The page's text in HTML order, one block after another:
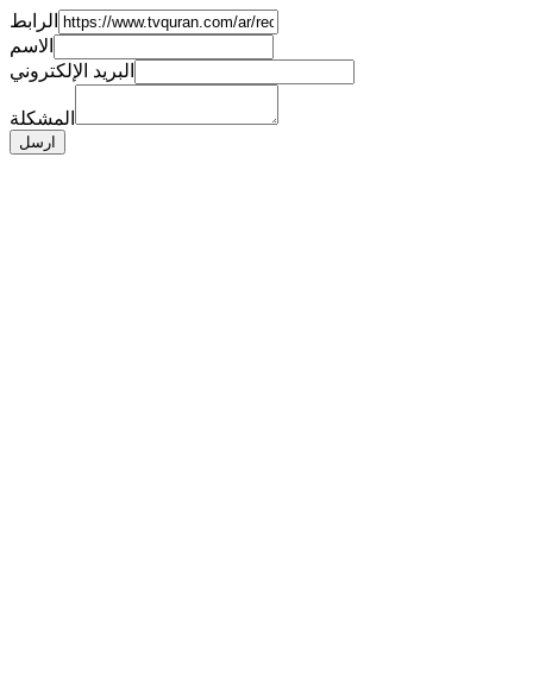
الرابط
الاسم
البريد الإلكتروني
المشكلة
ارسل